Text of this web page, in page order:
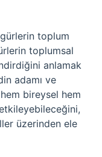
toplum
toplumsal
anlamak
adamı ve
bireysel hem
üzerinden ele